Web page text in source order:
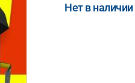
Нет в